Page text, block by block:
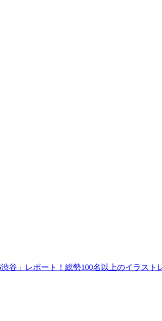
谷」レポート！総勢100名以上のイラスト